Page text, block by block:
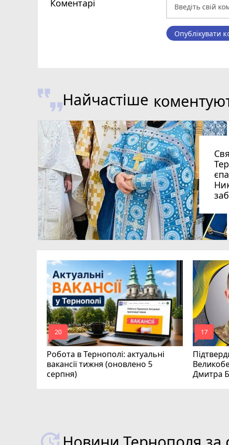
Коментарі
Опублікувати
Найчастіше
Робота в Тернополі: актуальні
вакансії тижня (оновлено 5
серпня)
mode_comment
20
Дмитра
mode_comment
17